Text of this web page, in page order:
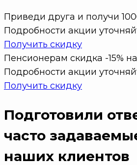
Приведи друга и получи
Подробности акции
Получить скидку
Пенсионерам скидка -15%
Подробности акции
Получить скидку
Подготовили
часто
наших клиентов